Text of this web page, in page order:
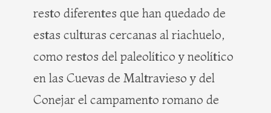
resto diferentes que han quedado de
estas culturas cercanas al riachuelo,
como restos del paleolítico y neolítico
en las Cuevas de Maltravieso y del
Conejar el campamento romano de